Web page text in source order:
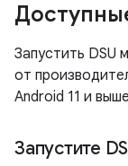
Запустить
от
Android 11 и
Запустите